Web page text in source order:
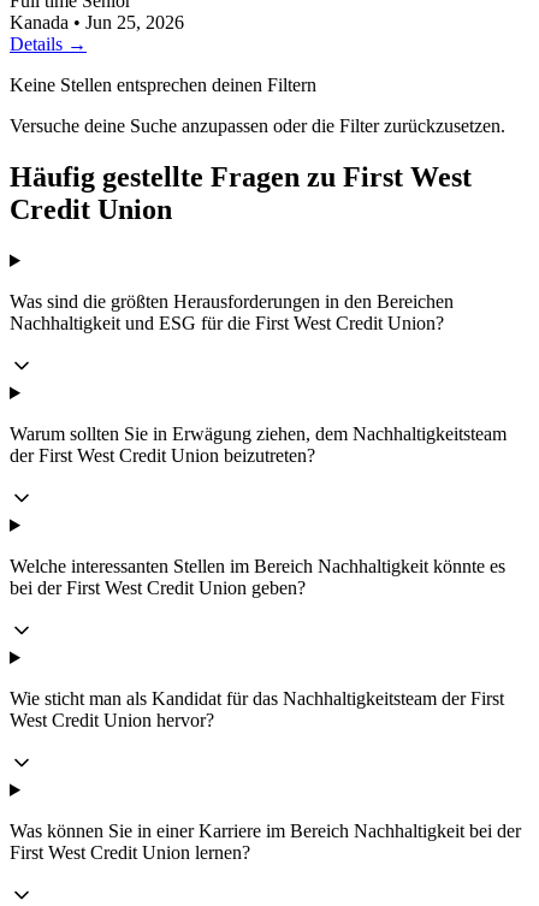
Kanada • Jun 25, 2026
Details →
Keine Stellen entsprechen deinen Filtern
Versuche deine Suche anzupassen oder die Filter zurückzusetzen.
Häufig gestellte Fragen zu First West
Credit Union
Was sind die größten Herausforderungen in den Bereichen
Nachhaltigkeit und ESG für die First West Credit Union?
Warum sollten Sie in Erwägung ziehen, dem Nachhaltigkeitsteam
der First West Credit Union beizutreten?
Welche interessanten Stellen im Bereich Nachhaltigkeit könnte es
bei der First West Credit Union geben?
Wie sticht man als Kandidat für das Nachhaltigkeitsteam der First
West Credit Union hervor?
Was können Sie in einer Karriere im Bereich Nachhaltigkeit bei der
First West Credit Union lernen?